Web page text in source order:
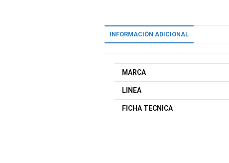
INFORMACIÓN ADICIONAL
MARCA
LINEA
FICHA TECNICA